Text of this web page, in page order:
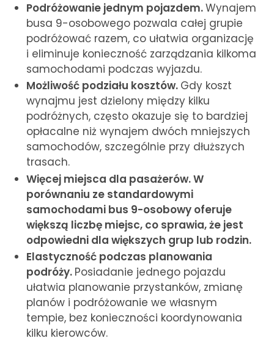
Podróżowanie jednym pojazdem.Wynajem
busa 9-osobowego pozwala całej grupie
podróżować razem, co ułatwia organizację
i eliminuje konieczność zarządzania kilkoma
samochodami podczas wyjazdu.
Możliwość podziału kosztów. Gdy koszt
wynajmu jest dzielony między kilku
podróżnych, często okazuje się to bardziej
opłacalne niż wynajem dwóch mniejszych
samochodów, szczególnie przy dłuższych
trasach.
Więcej miejsca dla pasażerów. W
porównaniu ze standardowymi
samochodami bus 9-osobowy oferuje
większą liczbę miejsc, co sprawia, że jest
odpowiedni dla większych grup lub rodzin.
Elastyczność podczas planowania
podróży. Posiadanie jednego pojazdu
ułatwia planowanie przystanków, zmianę
planów i podróżowanie we własnym
tempie, bez konieczności koordynowania
kilku kierowców.